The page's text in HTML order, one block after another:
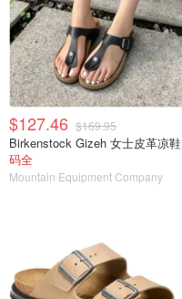
$127.46 $169.95
Birkenstock Gizeh 女士皮革凉鞋
码全
Mountain Equipment Company